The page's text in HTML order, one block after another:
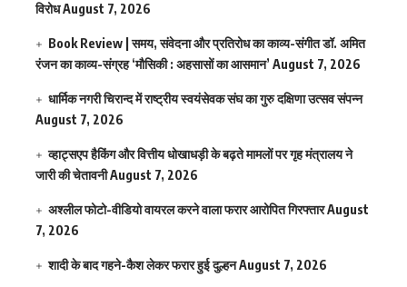
विरोधAugust 7, 2026
Book Review | समय, संवेदना और प्रतिरोध का काव्य-संगीत डॉ. अमित
रंजन का काव्य-संग्रह ‘मौसिकी : अहसासों का आसमान’ August 7, 2026
धार्मिक नगरी चिरान्द में राष्ट्रीय स्वयंसेवक संघ का गुरु दक्षिणा उत्सव संपन्न
August 7, 2026
व्हाट्सएप हैकिंग और वित्तीय धोखाधड़ी के बढ़ते मामलों पर गृह मंत्रालय ने
जारी की चेतावनीAugust 7, 2026
अश्लील फोटो-वीडियो वायरल करने वाला फरार आरोपित गिरफ्तारAugust
7, 2026
शादी के बाद गहने-कैश लेकर फरार हुई दुल्हनAugust 7, 2026